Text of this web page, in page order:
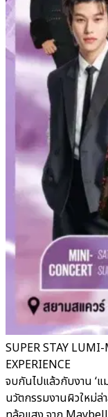
SUPER STAY
EXPERIENCE
จบกันไปแล้วกับงาน ‘แ
นวัตกรรมงานผิวใหม่